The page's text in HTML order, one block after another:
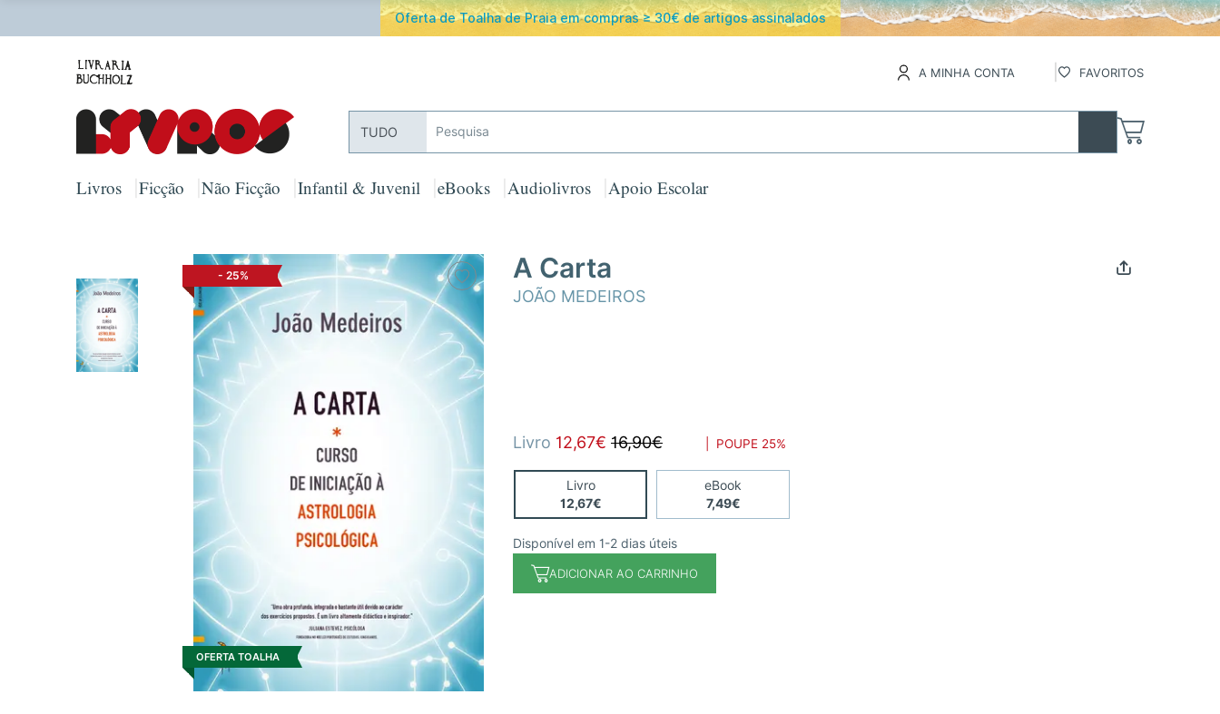
Oferta de Toalha de Praia em compras ≥ 30€ de artigos assinalados
A MINHA CONTA FAVORITOS
TUDO
Livros Ficção Não Ficção Infantil & Juvenil eBooks Audiolivros Apoio Escolar
A Carta
JOÃO MEDEIROS
- 25%
OFERTA TOALHA
Livro 12,67€ 16,90€ | POUPE 25%
Livro
12,67€
eBook
7,49€
Disponível em 1-2 dias úteis
ADICIONAR AO CARRINHO